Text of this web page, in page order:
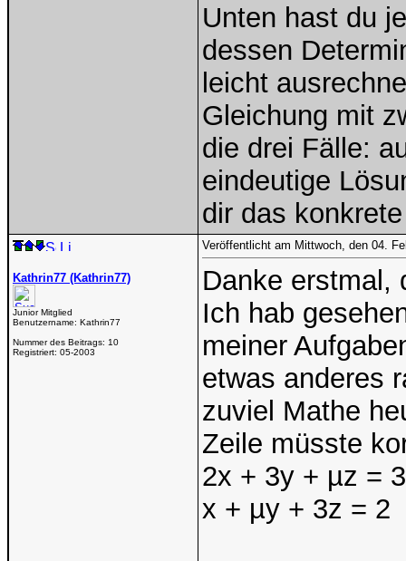
Unten hast du
dessen
leicht
Gleichung mit
die drei Fälle:
eindeutige
dir das
Kathrin77 (Kathrin77)
Junior Mitglied
Benutzername: Kathrin77
Nummer des Beitrags: 10
Registriert: 05-2003
Veröffentlicht am Mittwoch, den 04.
Danke erstmal,
Ich hab
meiner
etwas anderes
zuviel Mathe
Zeile müsste
2x + 3y + µz = 3
x + µy + 3z = 2